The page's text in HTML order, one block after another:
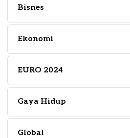
Bisnes
Ekonomi
EURO 2024
Gaya Hidup
Global